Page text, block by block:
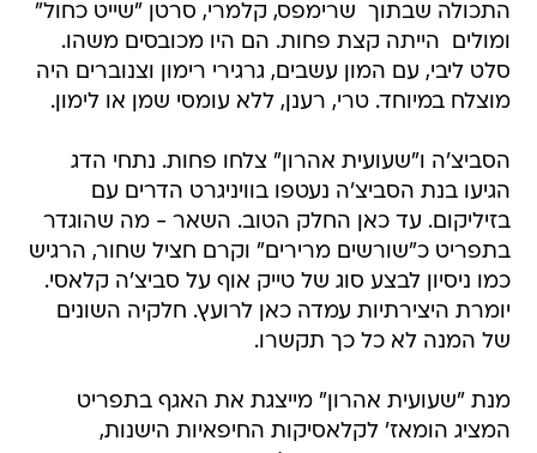
התכולה שבתוך  שרימפס, קלמרי, סרטן "שייט כחול"
ומולים  הייתה קצת פחות. הם היו מכובסים משהו.
סלט ליבי, עם המון עשבים, גרגירי רימון וצנוברים היה
מוצלח במיוחד. טרי, רענן, ללא עומסי שמן או לימון.
הסביצ'ה ו"שעועית אהרון" צלחו פחות. נתחי הדג
הגיעו בנת הסביצ'ה נעטפו בוויניגרט הדרים עם
בזיליקום. עד כאן החלק הטוב. השאר - מה שהוגדר
בתפריט כ"שורשים מרירים" וקרם חציל שחור, הרגיש
כמו ניסיון לבצע סוג של טייק אוף על סביצ'ה קלאסי.
יומרת היצירתיות עמדה כאן לרועץ. חלקיה השונים
של המנה לא כל כך תקשרו.
מנת "שעועית אהרון" מייצגת את האגף בתפריט
המציג הומאז' לקלאסיקות החיפאיות הישנות,